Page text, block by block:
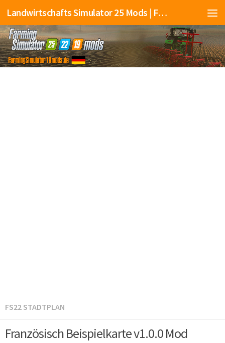
Landwirtschafts Simulator 25 Mods | Farming Simulator 25 Mods | FS25 Mods
FS22 STADTPLAN
Französisch Beispielkarte v1.0.0 Mod